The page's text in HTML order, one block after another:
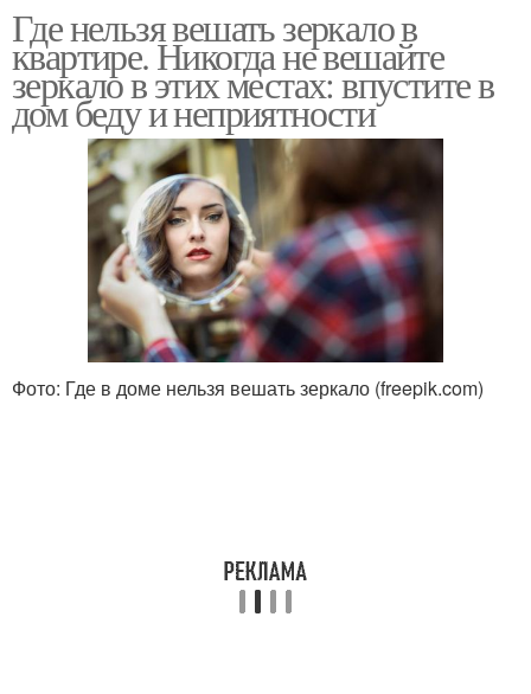
Где нельзя вешать зеркало в
квартире. Никогда не вешайте
зеркало в этих местах: впустите в
дом беду и неприятности
Фото: Где в доме нельзя вешать зеркало (freepik.com)